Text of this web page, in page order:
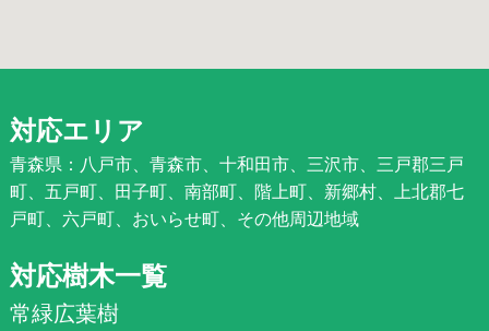
対応エリア
青森県：八戸市、青森市、十和田市、三沢市、三戸郡三戸
町、五戸町、田子町、南部町、階上町、新郷村、上北郡七
戸町、六戸町、おいらせ町、その他周辺地域
対応樹木一覧
常緑広葉樹